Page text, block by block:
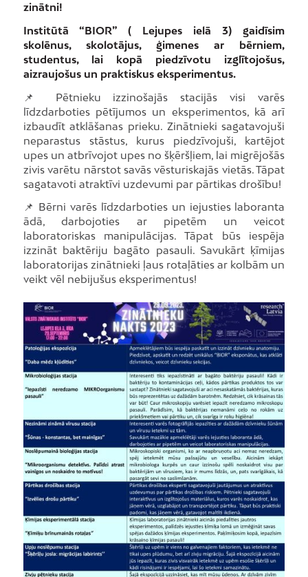
zinātni!
Institūtā “BIOR” ( Lejupes ielā 3) gaidīsim
skolēnus, skolotājus, ģimenes ar bērniem,
studentus, lai kopā piedzīvotu izglītojošus,
aizraujošus un praktiskus eksperimentus.
📌 Pētnieku izzinošajās stacijās visi varēs
līdzdarboties pētījumos un eksperimentos, kā arī
izbaudīt atklāšanas prieku. Zinātnieki sagatavojuši
neparastus stāstus, kurus piedzīvojuši, kartējot
upes un atbrīvojot upes no šķēršļiem, lai migrējošās
zivis varētu nārstot savās vēsturiskajās vietās. Tāpat
sagatavoti atraktīvi uzdevumi par pārtikas drošību!
📌 Bērni varēs līdzdarboties un iejusties laboranta
ādā, darbojoties ar pipetēm un veicot
laboratoriskas manipulācijas. Tāpat būs iespēja
izzināt baktēriju bagāto pasauli. Savukārt ķīmijas
laboratorijas zinātnieki ļaus rotaļāties ar kolbām un
veikt vēl nebijušus eksperimentus!